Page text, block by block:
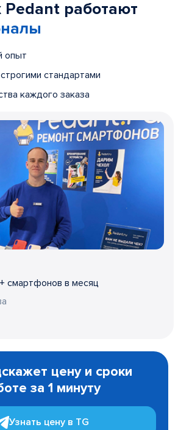
Pedant работают
опыт
стандартами
каждого заказа
смартфонов в месяц
цену и сроки
за 1 минуту
Узнать цену в TG